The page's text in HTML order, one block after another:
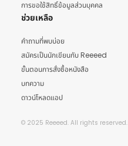
การขอใช้สิทธิ์ข้อมูลส่วนบุคคล
ช่วยเหลือ
คำถามที่พบบ่อย
สมัครเป็นนักเขียนกับ Reeeed
ขั้นตอนการสั่งซื้อหนังสือ
บทความ
ดาวน์โหลดแอป
© 2025 Reeeed. All rights reserved.